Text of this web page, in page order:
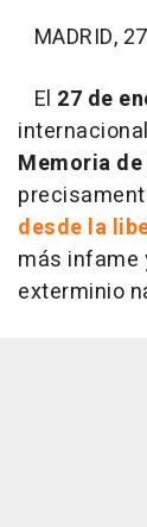
MADRID,
El 27 de
Memoria
desde la
más infame
exterminio